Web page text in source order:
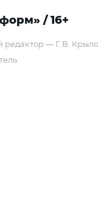
/ 16+
редактор — Г. В.